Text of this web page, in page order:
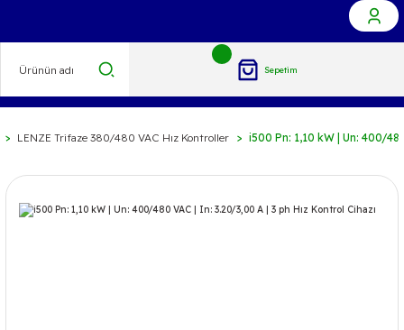
Sepetim
LENZE Trifaze 380/480 VAC Hız Kontroller i500 Pn: 1,10 kW | Un: 400/